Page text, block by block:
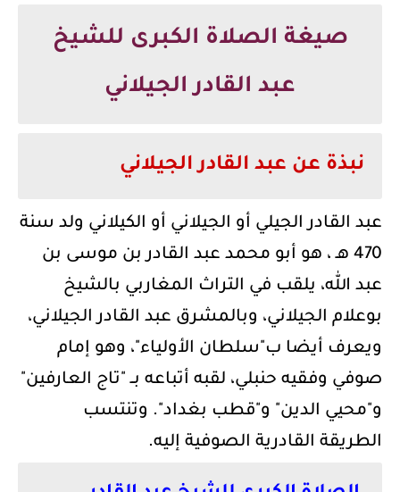
صيغة الصلاة الكبرى للشيخ
عبد القادر الجيلاني
نبذة عن عبد القادر الجيلاني
عبد القادر الجيلي أو الجيلاني أو الكيلاني ولد سنة
470 هـ ، هو أبو محمد عبد القادر بن موسى بن
عبد الله، يلقب في التراث المغاربي بالشيخ
بوعلام الجيلاني، وبالمشرق عبد القادر الجيلاني،
ويعرف أيضا ب"سلطان الأولياء"، وهو إمام
صوفي وفقيه حنبلي، لقبه أتباعه بــ "تاج العارفين"
و"محيي الدين" و"قطب بغداد". وتنتسب
الطريقة القادرية الصوفية إليه.